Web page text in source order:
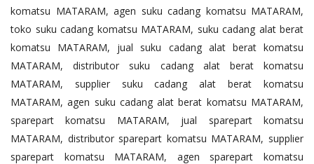
komatsu MATARAM, agen suku cadang komatsu MATARAM,
toko suku cadang komatsu MATARAM, suku cadang alat berat
komatsu MATARAM, jual suku cadang alat berat komatsu
MATARAM, distributor suku cadang alat berat komatsu
MATARAM, supplier suku cadang alat berat komatsu
MATARAM, agen suku cadang alat berat komatsu MATARAM,
sparepart komatsu MATARAM, jual sparepart komatsu
MATARAM, distributor sparepart komatsu MATARAM, supplier
sparepart komatsu MATARAM, agen sparepart komatsu